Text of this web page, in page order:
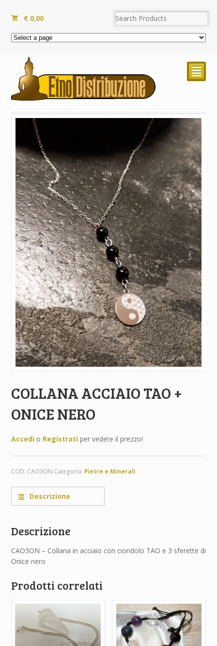
€ 0,00
²
COLLANA ACCIAIO TAO +
ONICE NERO
Accedio Registratiper vedere il prezzo!
COD: CAO3ON Categoria: Pietre e Minerali
Descrizione
Descrizione
CAO3ON – Collana in acciaio con ciondolo TAO e 3 sferette di
Onice nero
Prodotti correlati